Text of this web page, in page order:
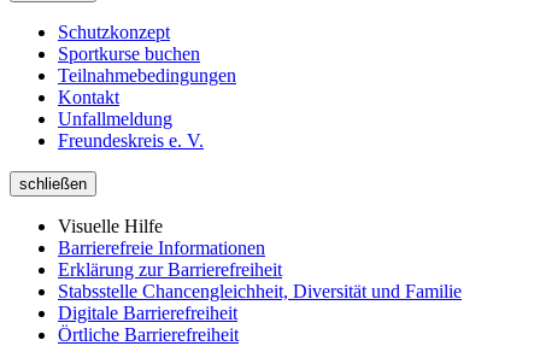
Schutzkonzept
Sportkurse buchen
Teilnahmebedingungen
Kontakt
Unfallmeldung
Freundeskreis e. V.
schließen
Visuelle Hilfe
Barrierefreie Informationen
Erklärung zur Barrierefreiheit
Stabsstelle Chancengleichheit, Diversität und Familie
Digitale Barrierefreiheit
Örtliche Barrierefreiheit